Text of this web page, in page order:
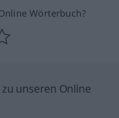
Wörterbuch?
unseren Online